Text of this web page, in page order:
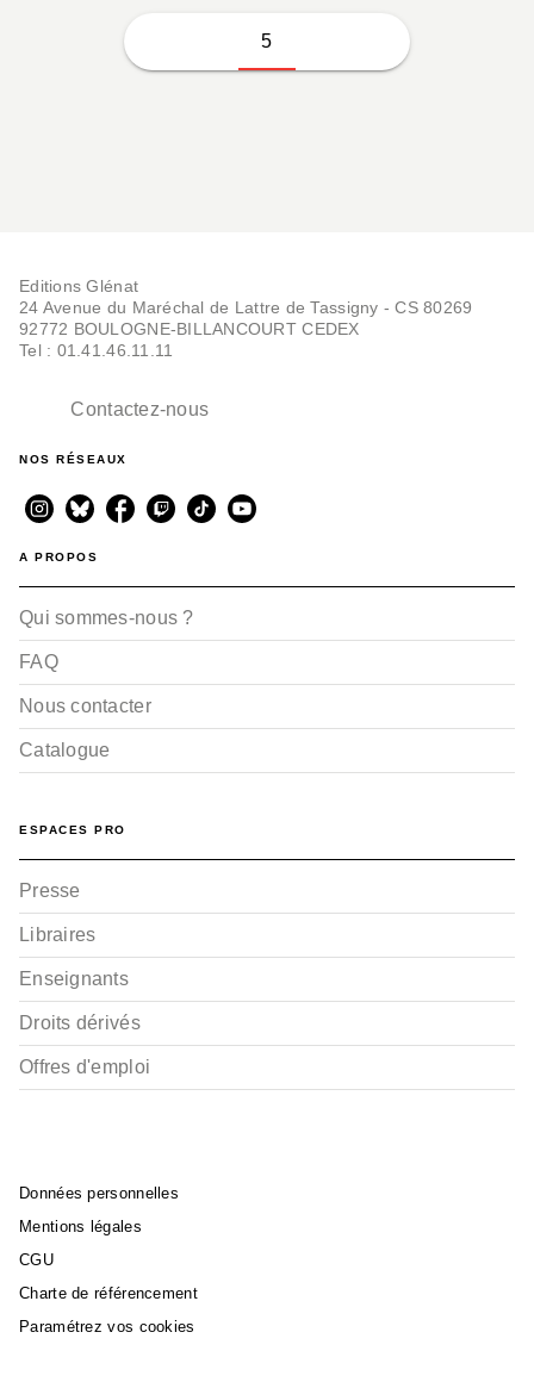
5
Editions Glénat
24 Avenue du Maréchal de Lattre de Tassigny - CS 80269
92772 BOULOGNE-BILLANCOURT CEDEX
Tel : 01.41.46.11.11
Contactez-nous
NOS RÉSEAUX
A PROPOS
Qui sommes-nous ?
FAQ
Nous contacter
Catalogue
ESPACES PRO
Presse
Libraires
Enseignants
Droits dérivés
Offres d'emploi
Données personnelles
Mentions légales
CGU
Charte de référencement
Paramétrez vos cookies